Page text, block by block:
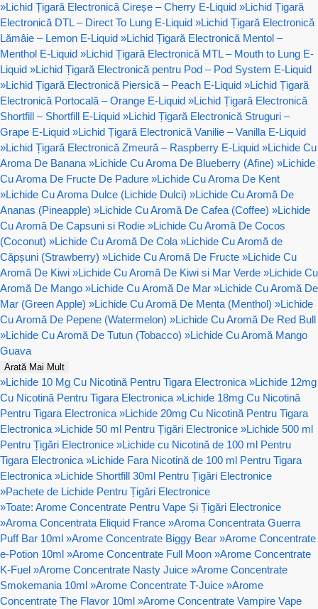
»Lichid Țigară Electronică Cireșe – Cherry E-Liquid »Lichid Țigară
Electronică DTL – Direct To Lung E-Liquid »Lichid Țigară Electronică
Lămâie – Lemon E-Liquid »Lichid Țigară Electronică Mentol –
Menthol E-Liquid »Lichid Țigară Electronică MTL – Mouth to Lung E-
Liquid »Lichid Țigară Electronică pentru Pod – Pod System E-Liquid
»Lichid Țigară Electronică Piersică – Peach E-Liquid »Lichid Țigară
Electronică Portocală – Orange E-Liquid »Lichid Țigară Electronică
Shortfill – Shortfill E-Liquid »Lichid Țigară Electronică Struguri –
Grape E-Liquid »Lichid Țigară Electronică Vanilie – Vanilla E-Liquid
»Lichid Țigară Electronică Zmeură – Raspberry E-Liquid »Lichide Cu
Aroma De Banana »Lichide Cu Aroma De Blueberry (Afine) »Lichide
Cu Aroma De Fructe De Padure »Lichide Cu Aroma De Kent
»Lichide Cu Aroma Dulce (Lichide Dulci) »Lichide Cu Aromă De
Ananas (Pineapple) »Lichide Cu Aromă De Cafea (Coffee) »Lichide
Cu Aromă De Capsuni si Rodie »Lichide Cu Aromă De Cocos
(Coconut) »Lichide Cu Aromă De Cola »Lichide Cu Aromă de
Căpșuni (Strawberry) »Lichide Cu Aromă De Fructe »Lichide Cu
Aromă De Kiwi »Lichide Cu Aromă De Kiwi si Mar Verde »Lichide Cu
Aromă De Mango »Lichide Cu Aromă De Mar »Lichide Cu Aromă De
Mar (Green Apple) »Lichide Cu Aromă De Menta (Menthol) »Lichide
Cu Aromă De Pepene (Watermelon) »Lichide Cu Aromă De Red Bull
»Lichide Cu Aromă De Tutun (Tobacco) »Lichide Cu Aromă Mango
Guava
Arată Mai Mult
»Lichide 10 Mg Cu Nicotină Pentru Tigara Electronica »Lichide 12mg
Cu Nicotină Pentru Tigara Electronica »Lichide 18mg Cu Nicotină
Pentru Tigara Electronica »Lichide 20mg Cu Nicotină Pentru Tigara
Electronica »Lichide 50 ml Pentru Țigări Electronice »Lichide 500 ml
Pentru Țigări Electronice »Lichide cu Nicotină de 100 ml Pentru
Tigara Electronica »Lichide Fara Nicotină de 100 ml Pentru Tigara
Electronica »Lichide Shortfill 30ml Pentru Țigări Electronice
»Pachete de Lichide Pentru Țigări Electronice
»Toate: Arome Concentrate Pentru Vape Și Țigări Electronice
»Aroma Concentrata Eliquid France »Aroma Concentrata Guerra
Puff Bar 10ml »Arome Concentrate Biggy Bear »Arome Concentrate
e-Potion 10ml »Arome Concentrate Full Moon »Arome Concentrate
K-Fuel »Arome Concentrate Nasty Juice »Arome Concentrate
Smokemania 10ml »Arome Concentrate T-Juice »Arome
Concentrate The Flavor 10ml »Arome Concentrate Vampire Vape